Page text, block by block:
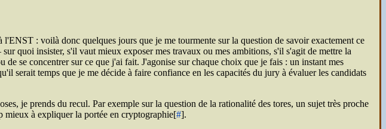
l'ENST : voilà donc quelques jours que je me tourmente sur la question de savoir exactement ce
quoi insister, s'il vaut mieux exposer mes travaux ou mes ambitions, s'il s'agit de mettre la
se concentrer sur ce que j'ai fait. J'agonise sur chaque choix que je fais : un instant mes
serait temps que je me décide à faire confiance en les capacités du jury à évaluer les candidats
je prends du recul. Par exemple sur la question de la rationalité des tores, un sujet très proche
mieux à expliquer la portée en cryptographie[#].